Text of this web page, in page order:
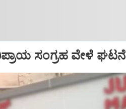
ಸಂಗ್ರಹ ವೇಳೆ ಘಟನೆ